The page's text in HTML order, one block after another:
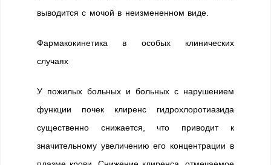
выводится с мочой в неизмененном виде.
Фармакокинетика в особых клинических
случаях
У пожилых больных и больных с нарушением
функции почек клиренс гидрохлоротиазида
существенно снижается, что приводит к
значительному увеличению его концентрации в